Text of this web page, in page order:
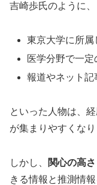
吉崎歩氏のように、
東京大学に所
医学分野で一
報道やネット記
といった人物は、
が集まりやすくなり
しかし、 関心の高
きる情報と推測情